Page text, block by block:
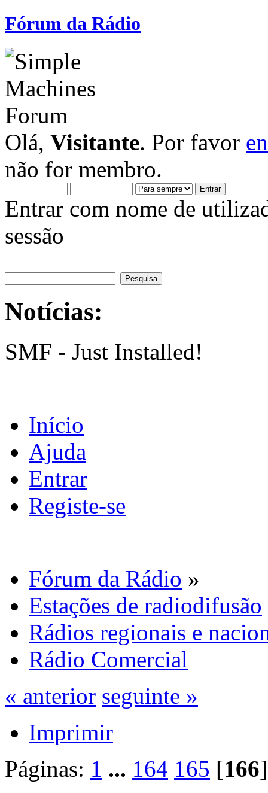
Fórum da Rádio
Olá, Visitante. Por favor
não for membro.
Entrar com nome de
sessão
Notícias:
SMF - Just Installed!
Início
Ajuda
Entrar
Registe-se
Fórum da Rádio »
Estações de radiodifusão
Rádios regionais e
Rádio Comercial
« anterior seguinte »
Imprimir
Páginas: 1 ... 164 165 [166